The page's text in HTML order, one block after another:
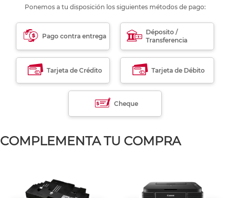
Ponemos a tu disposición los siguientes métodos de pago:
Pago contra entrega
Déposito /
Transferencia
Tarjeta de Crédito Tarjeta de Débito
Cheque
COMPLEMENTA TU COMPRA